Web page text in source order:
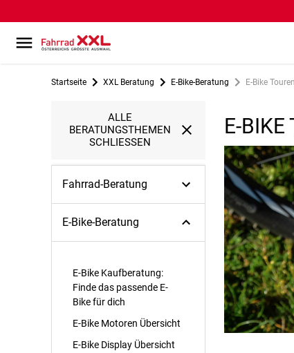
Startseite XXL Beratung E-Bike-Beratung E-Bike
ALLE
BERATUNGSTHEMEN
SCHLIESSEN
Fahrrad-Beratung
E-Bike-Beratung
E-Bike Kaufberatung:
Finde das passende E-
Bike für dich
E-Bike Motoren Übersicht
E-Bike Display Übersicht
E-BIKE